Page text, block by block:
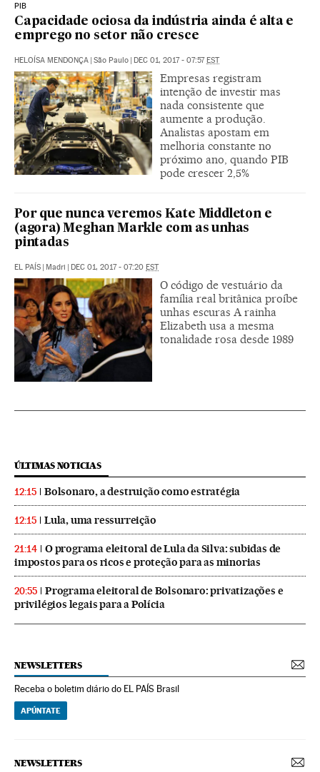
PIB
Capacidade ociosa da indústria ainda é alta e
emprego no setor não cresce
HELOÍSA MENDONÇA | São Paulo | DEC 01, 2017 - 07:57EST
Empresas registram
intenção de investir mas
nada consistente que
aumente a produção.
Analistas apostam em
melhoria constante no
próximo ano, quando PIB
pode crescer 2,5%
Por que nunca veremos Kate Middleton e
(agora) Meghan Markle com as unhas
pintadas
EL PAÍS | Madri | DEC 01, 2017 - 07:20 EST
O código de vestuário da
família real britânica proíbe
unhas escuras A rainha
Elizabeth usa a mesma
tonalidade rosa desde 1989
ÚLTIMAS NOTICIAS
12:15 Bolsonaro, a destruição como estratégia
12:15 Lula, uma ressurreição
21:14
O programa eleitoral de Lula da Silva: subidas de
impostos para os ricos e proteção para as minorias
20:55
Programa eleitoral de Bolsonaro: privatizações e
privilégios legais para a Polícia
NEWSLETTERS
Receba o boletim diário do EL PAÍS Brasil
APÚNTATE
NEWSLETTERS